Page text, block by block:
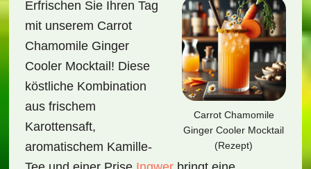
Carrot Chamomile
Ginger Cooler Mocktail
(Rezept)
Erfrischen Sie Ihren Tag
mit unserem Carrot
Chamomile Ginger
Cooler Mocktail! Diese
köstliche Kombination
aus frischem
Karottensaft,
aromatischem Kamille-